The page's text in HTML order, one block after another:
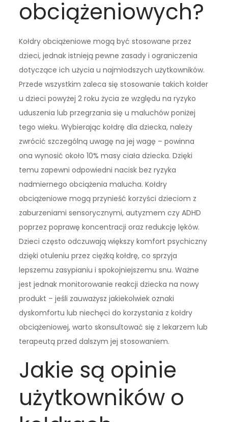
obciążeniowych?
Kołdry obciążeniowe mogą być stosowane przez
dzieci, jednak istnieją pewne zasady i ograniczenia
dotyczące ich użycia u najmłodszych użytkowników.
Przede wszystkim zaleca się stosowanie takich kołder
u dzieci powyżej 2 roku życia ze względu na ryzyko
uduszenia lub przegrzania się u maluchów poniżej
tego wieku. Wybierając kołdrę dla dziecka, należy
zwrócić szczególną uwagę na jej wagę – powinna
ona wynosić około 10% masy ciała dziecka. Dzięki
temu zapewni odpowiedni nacisk bez ryzyka
nadmiernego obciążenia malucha. Kołdry
obciążeniowe mogą przynieść korzyści dzieciom z
zaburzeniami sensorycznymi, autyzmem czy ADHD
poprzez poprawę koncentracji oraz redukcję lęków.
Dzieci często odczuwają większy komfort psychiczny
dzięki otuleniu przez ciężką kołdrę, co sprzyja
lepszemu zasypianiu i spokojniejszemu snu. Ważne
jest jednak monitorowanie reakcji dziecka na nowy
produkt – jeśli zauważysz jakiekolwiek oznaki
dyskomfortu lub niechęci do korzystania z kołdry
obciążeniowej, warto skonsultować się z lekarzem lub
terapeutą przed dalszym jej stosowaniem.
Jakie są opinie
użytkowników o